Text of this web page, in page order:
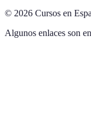
© 2026 Cursos en
Algunos enlaces son